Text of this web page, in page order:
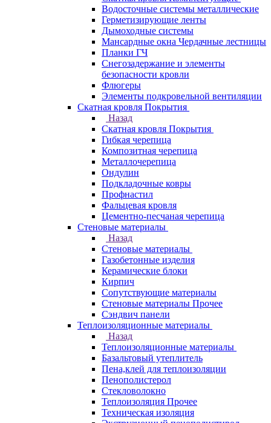
Водосточные системы металлические
Герметизирующие ленты
Дымоходные системы
Мансардные окна Чердачные лестницы
Планки ГЧ
Снегозадержание и элементы
безопасности кровли
Флюгеры
Элементы подкровельной вентиляции
Скатная кровля Покрытия
Назад
Скатная кровля Покрытия
Гибкая черепица
Композитная черепица
Металлочерепица
Ондулин
Подкладочные ковры
Профнастил
Фальцевая кровля
Цементно-песчаная черепица
Стеновые материалы
Назад
Стеновые материалы
Газобетонные изделия
Керамические блоки
Кирпич
Сопутствующие материалы
Стеновые материалы Прочее
Сэндвич панели
Теплоизоляционные материалы
Назад
Теплоизоляционные материалы
Базальтовый утеплитель
Пена,клей для теплоизоляции
Пенополистерол
Стекловолокно
Теплоизоляция Прочее
Техническая изоляция